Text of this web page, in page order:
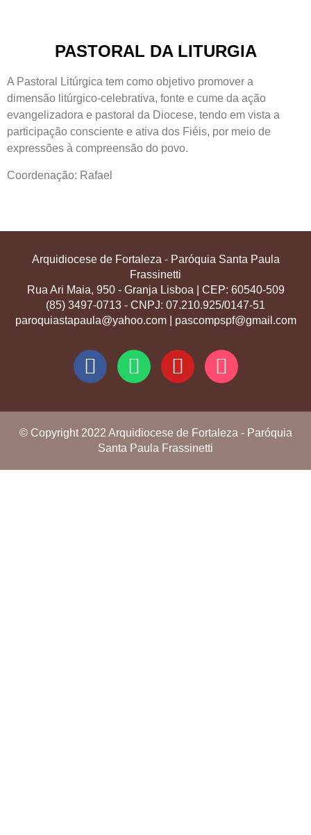
PASTORAL DA LITURGIA
A Pastoral Litúrgica tem como objetivo promover a
dimensão litúrgico-celebrativa, fonte e cume da ação
evangelizadora e pastoral da Diocese, tendo em vista a
participação consciente e ativa dos Fiéis, por meio de
expressões à compreensão do povo.
Coordenação: Rafael
Arquidiocese de Fortaleza - Paróquia Santa Paula
Frassinetti
Rua Ari Maia, 950 - Granja Lisboa | CEP: 60540-509
(85) 3497-0713 - CNPJ: 07.210.925/0147-51
paroquiastapaula@yahoo.com | pascompspf@gmail.com
© Copyright 2022 Arquidiocese de Fortaleza - Paróquia
Santa Paula Frassinetti